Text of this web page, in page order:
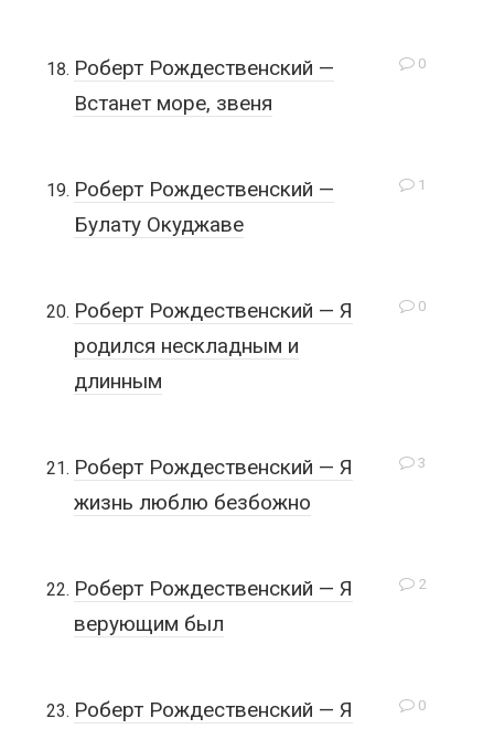
0
Роберт Рождественский —
Встанет море, звеня
1
Роберт Рождественский —
Булату Окуджаве
0
Роберт Рождественский — Я
родился нескладным и
длинным
3
Роберт Рождественский — Я
жизнь люблю безбожно
2
Роберт Рождественский — Я
верующим был
0
Роберт Рождественский — Я